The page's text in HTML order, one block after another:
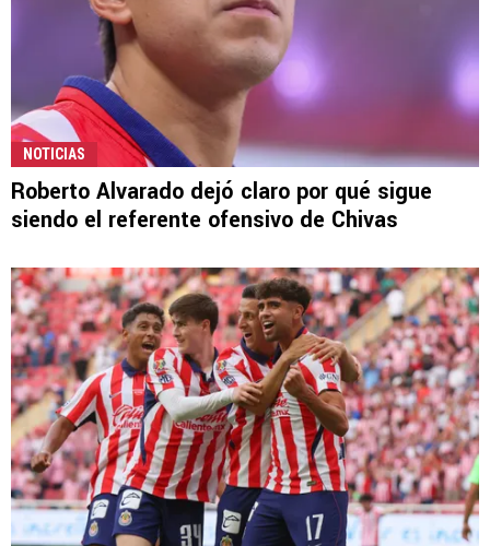
NOTICIAS
Roberto Alvarado dejó claro por qué sigue
siendo el referente ofensivo de Chivas